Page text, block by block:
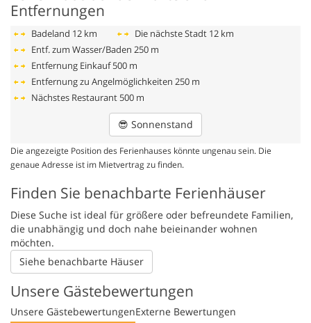
Entfernungen
Badeland 12 km Die nächste Stadt 12 km
Entf. zum Wasser/Baden 250 m
Entfernung Einkauf 500 m
Entfernung zu Angelmöglichkeiten 250 m
Nächstes Restaurant 500 m
😎 Sonnenstand
Die angezeigte Position des Ferienhauses könnte ungenau sein. Die
genaue Adresse ist im Mietvertrag zu finden.
Finden Sie benachbarte Ferienhäuser
Diese Suche ist ideal für größere oder befreundete Familien,
die unabhängig und doch nahe beieinander wohnen
möchten.
Siehe benachbarte Häuser
Unsere Gästebewertungen
Unsere GästebewertungenExterne Bewertungen